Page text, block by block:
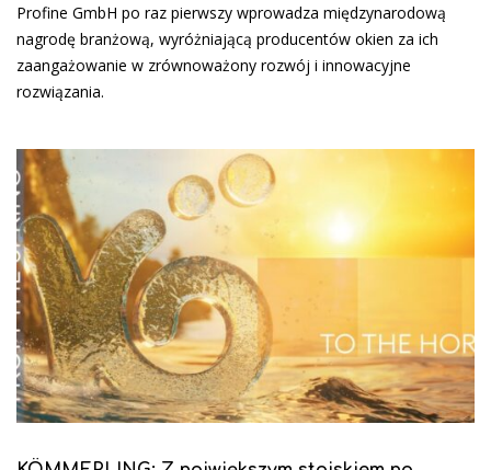
Profine GmbH po raz pierwszy wprowadza międzynarodową
nagrodę branżową, wyróżniającą producentów okien za ich
zaangażowanie w zrównoważony rozwój i innowacyjne
rozwiązania.